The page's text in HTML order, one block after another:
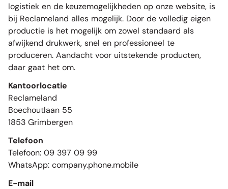
logistiek en de keuzemogelijkheden op onze website, is
bij Reclameland alles mogelijk. Door de volledig eigen
productie is het mogelijk om zowel standaard als
afwijkend drukwerk, snel en professioneel te
produceren. Aandacht voor uitstekende producten,
daar gaat het om.
Kantoorlocatie
Reclameland
Boechoutlaan 55
1853 Grimbergen
Telefoon
Telefoon: 09 397 09 99
WhatsApp: company.phone.mobile
E-mail